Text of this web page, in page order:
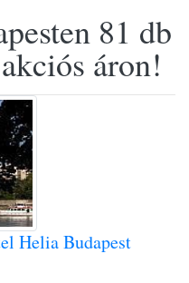
81 db
áron!
Helia Budapest